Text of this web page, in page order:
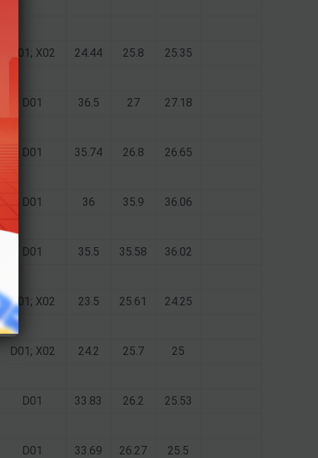
D01; X02 24.44 25.8
25.35
D01 36.5 27
27.18
D01 35.74 26.8
26.65
D01 36 35.9
36.06
D01 35.5 35.58
36.02
D01; X02 23.5 25.61
24.25
D01; X02 24.2 25.7
25
D01 33.83 26.2
25.53
D01 33.69 26.27
25.5